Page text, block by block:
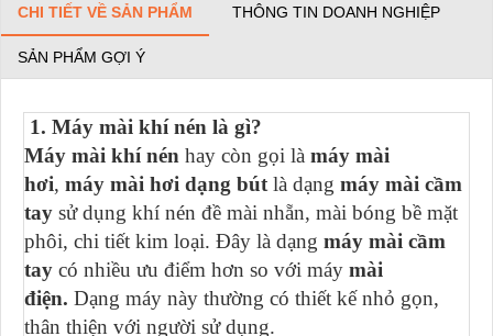
CHI TIẾT VỀ SẢN PHẨM THÔNG TIN DOANH NGHIỆP
SẢN PHẨM GỢI Ý
1. Máy mài khí nén là gì?
Máy mài khí nén hay còn gọi là máy mài
hơi, máy mài hơi dạng bút là dạng máy mài cầm
tay sử dụng khí nén đề mài nhẵn, mài bóng bề mặt
phôi, chi tiết kim loại. Đây là dạng máy mài cầm
tay có nhiều ưu điểm hơn so với máy mài
điện. Dạng máy này thường có thiết kế nhỏ gọn,
thân thiện với người sử dụng.